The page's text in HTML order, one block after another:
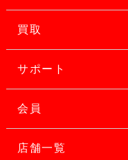
買取
サポート
会員
店舗一覧